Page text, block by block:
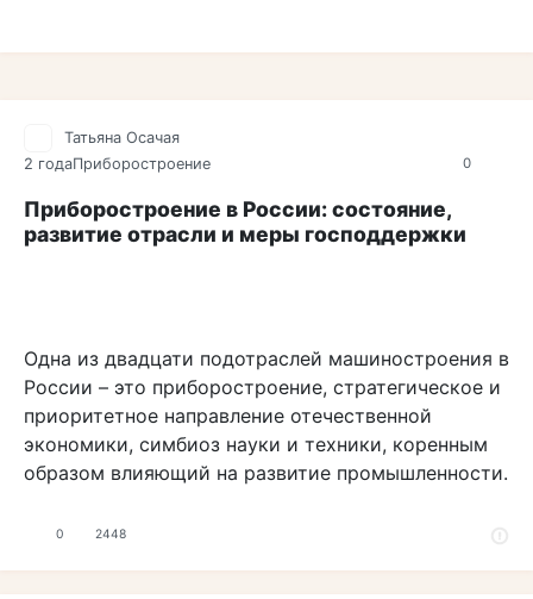
0
Татьяна Осачая
2 годаПриборостроение
Приборостроение в России: состояние,
развитие отрасли и меры господдержки
Одна из двадцати подотраслей машиностроения в
России – это приборостроение, стратегическое и
приоритетное направление отечественной
экономики, симбиоз науки и техники, коренным
образом влияющий на развитие промышленности.
0 2448